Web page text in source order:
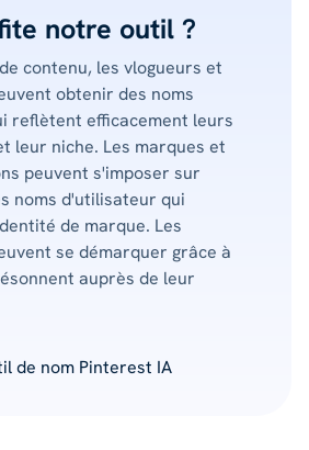
notre outil ?
contenu, les vlogueurs et
obtenir des noms
reflètent efficacement leurs
leur niche. Les marques et
peuvent s'imposer sur
noms d'utilisateur qui
de marque. Les
se démarquer grâce à
auprès de leur